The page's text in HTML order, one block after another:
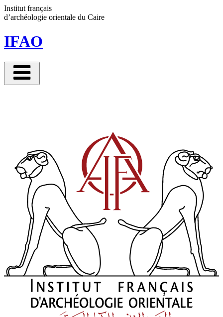
Institut français
d’archéologie orientale du Caire
IFAO
Panneau de gestion des cookies